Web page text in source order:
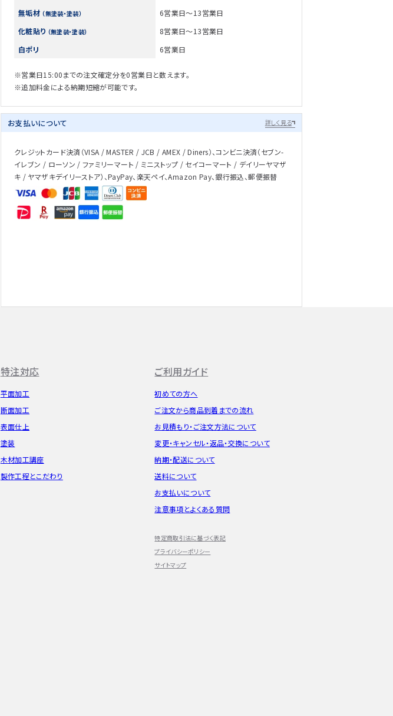
無垢材 （無塗装・塗装）
6営業日～13営業日
化粧貼り （無塗装・塗装）
8営業日～13営業日
白ポリ
6営業日
※営業日15:00までの注文確定分を0営業日と数えます。
※追加料金による納期短縮が可能です。
お支払いについて 詳しく見る
クレジットカード決済（VISA / MASTER / JCB / AMEX / Diners）、コンビニ決済（セブン-
イレブン / ローソン / ファミリーマート / ミニストップ / セイコーマート / デイリーヤマザ
キ / ヤマザキデイリーストア）、PayPay、楽天ペイ、Amazon Pay、銀行振込、郵便振替
特注対応
平面加工
断面加工
表面仕上
塗装
木材加工講座
製作工程とこだわり
ご利用ガイド
初めての方へ
ご注文から商品到着までの流れ
お見積もり・ご注文方法について
変更・キャンセル・返品・交換について
納期・配送について
送料について
お支払いについて
注意事項とよくある質問
特定商取引法に基づく表記
プライバシーポリシー
サイトマップ